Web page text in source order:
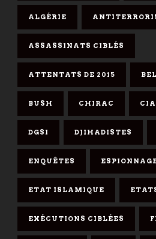
ALGÉRIE
ASSASSINATS CIBLÉS
ATTENTATS DE 2015
BUSH CHIRAC CIA
DGSI DJIHADISTES
ENQUÊTES
ETAT ISLAMIQUE
EXÉCUTIONS CIBLÉES